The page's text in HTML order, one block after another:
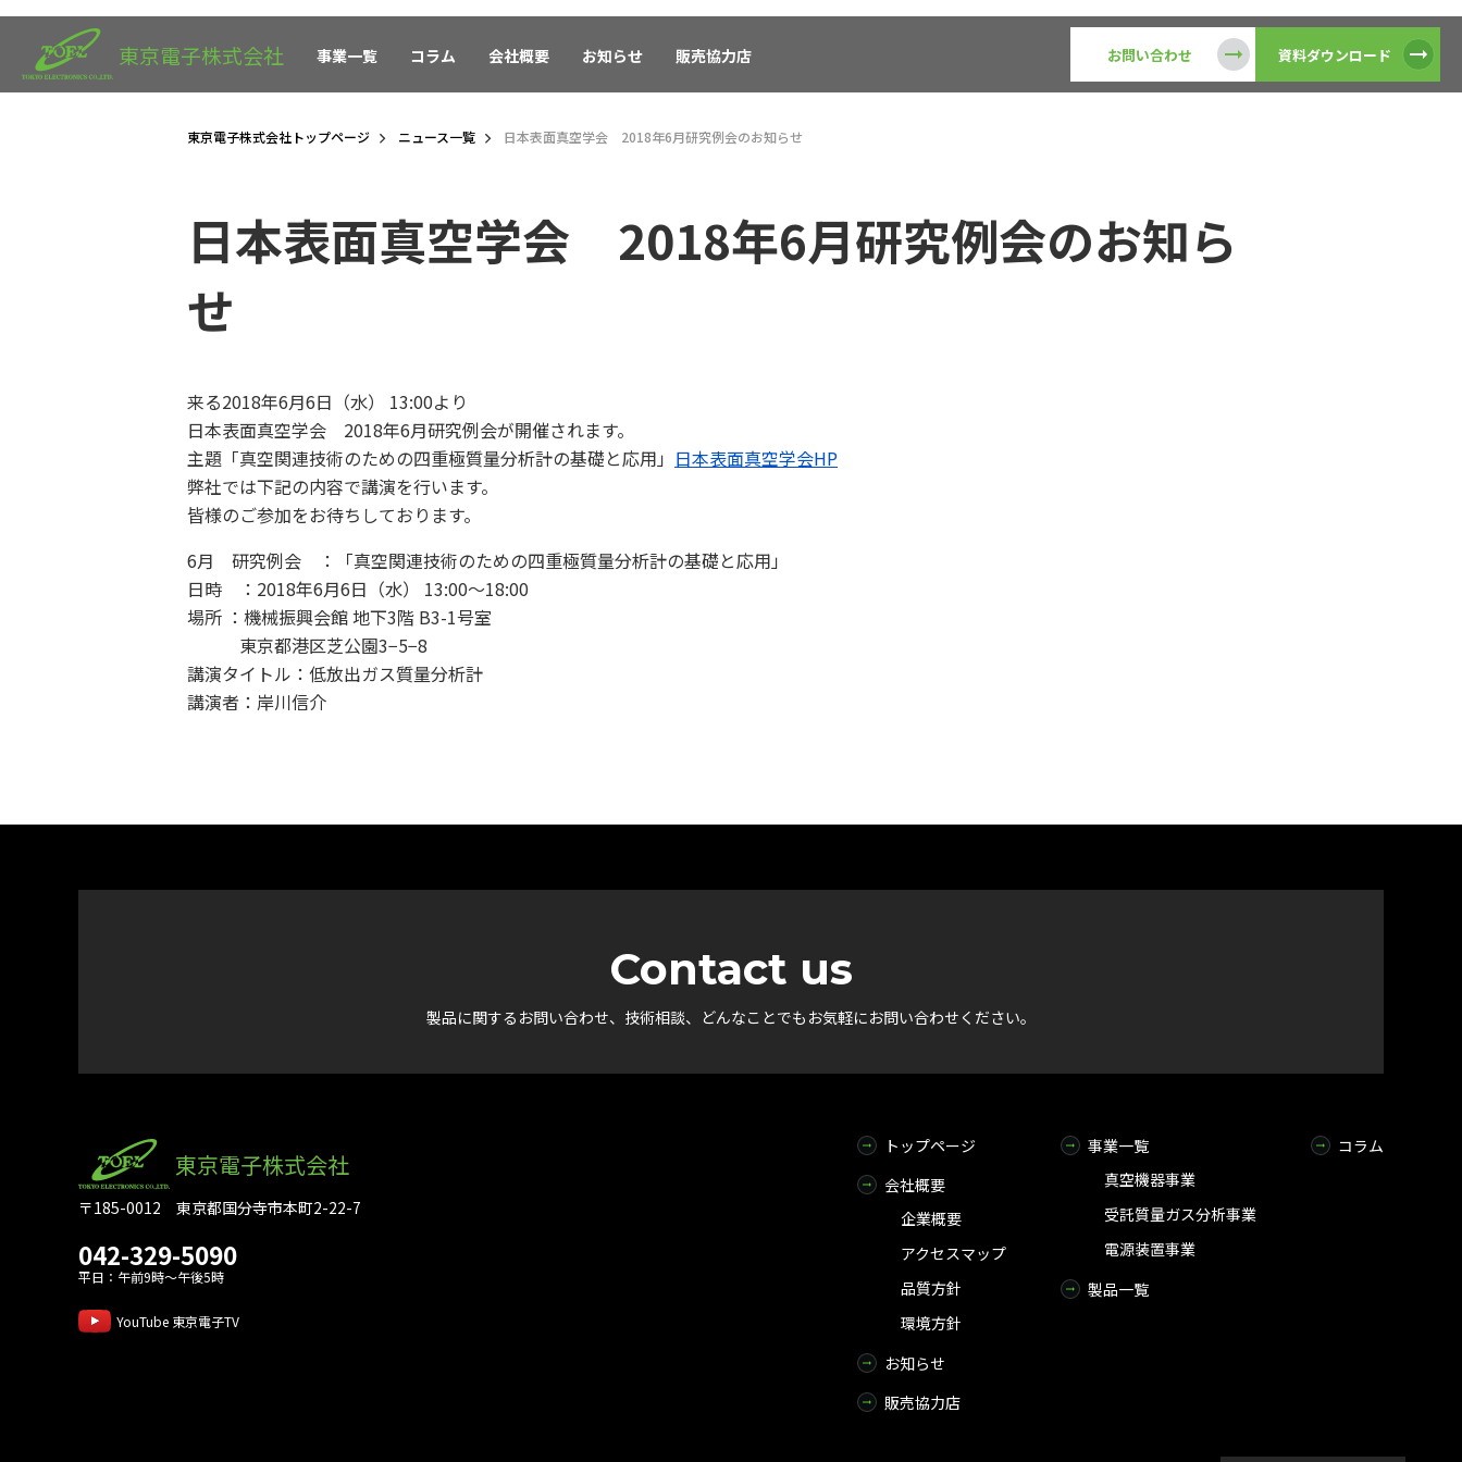
東京電子株式会社 事業一覧 コラム 会社概要 お知らせ 販売協力店 お問い合わせ 資料ダウンロード
東京電子株式会社トップページ ニュース一覧 日本表面真空学会 2018年6月研究例会のお知らせ
日本表面真空学会 2018年6月研究例会のお知ら
せ
来る2018年6月6日（水） 13:00より
日本表面真空学会 2018年6月研究例会が開催されます。
主題「真空関連技術のための四重極質量分析計の基礎と応用」 日本表面真空学会HP
弊社では下記の内容で講演を行います。
皆様のご参加をお待ちしております。
6月 研究例会 ：「真空関連技術のための四重極質量分析計の基礎と応用」
日時 ：2018年6月6日（水） 13:00～18:00
場所 ：機械振興会館 地下3階 B3-1号室
東京都港区芝公園3−5−8
講演タイトル：低放出ガス質量分析計
講演者：岸川信介
Contact us
製品に関するお問い合わせ、技術相談、 どんなことでもお気軽にお問い合わせください。
東京電子株式会社
〒185-0012 東京都国分寺市本町2-22-7
042-329-5090
平日：午前9時～午後5時
YouTube 東京電子TV
トップページ
会社概要
企業概要
アクセスマップ
品質方針
環境方針
お知らせ
販売協力店
事業一覧
真空機器事業
受託質量ガス分析事業
電源装置事業
製品一覧
コラム